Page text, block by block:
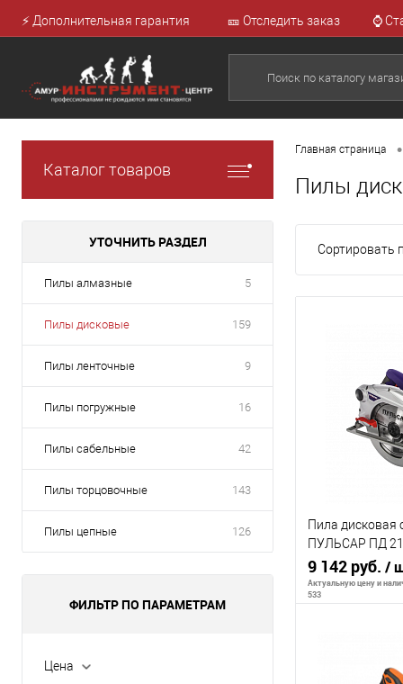
⚡ Дополнительная гарантия 🎫 Отследить заказ ⌚
Каталог товаров
УТОЧНИТЬ РАЗДЕЛ
Пилы алмазные 5
Пилы дисковые 159
Пилы ленточные 9
Пилы погружные 16
Пилы сабельные 42
Пилы торцовочные 143
Пилы цепные 126
ФИЛЬТР ПО ПАРАМЕТРАМ
Цена
Главная страница •
Пилы
Сортировать
Пила дисковая
ПУЛЬСАР ПД
210х20мм, 70мм
9 142 руб. /
Актуальную цену и
533
В